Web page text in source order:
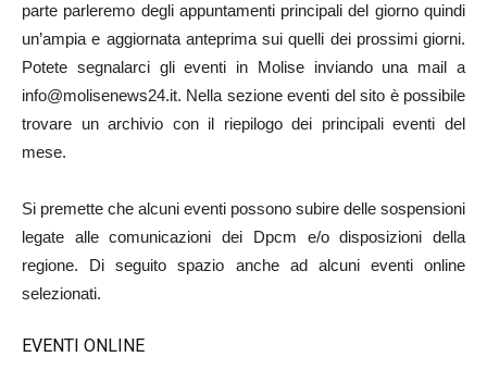
parte parleremo degli appuntamenti principali del giorno quindi
un’ampia e aggiornata anteprima sui quelli dei prossimi giorni.
Potete segnalarci gli eventi in Molise inviando una mail a
info@molisenews24.it. Nella sezione eventi del sito è possibile
trovare un archivio con il riepilogo dei principali eventi del
mese.
Si premette che alcuni eventi possono subire delle sospensioni
legate alle comunicazioni dei Dpcm e/o disposizioni della
regione. Di seguito spazio anche ad alcuni eventi online
selezionati.
EVENTI ONLINE